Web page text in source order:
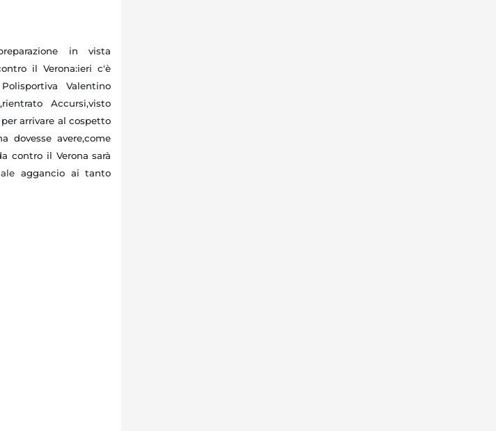
in vista
il Verona:ieri c'è
Valentino
Accursi,visto
arrivare al cospetto
dovesse avere,come
contro il Verona sarà
aggancio ai tanto